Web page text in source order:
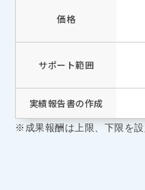
価格
サポート範囲
実績報告書の作成
※成果報酬は上限、下限を設